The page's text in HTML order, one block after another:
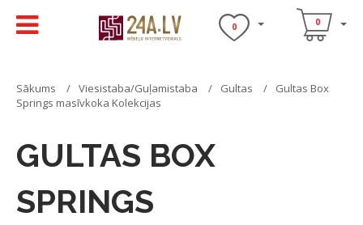
0 0
Sākums Viesistaba/Guļamistaba Gultas
Gultas Box
Springs masīvkoka Kolekcijas
GULTAS BOX
SPRINGS